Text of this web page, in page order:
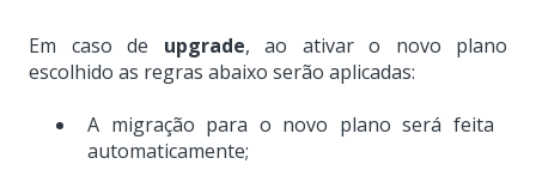
Em caso de upgrade, ao ativar o novo plano
escolhido as regras abaixo serão aplicadas:
A migração para o novo plano será feita
automaticamente;